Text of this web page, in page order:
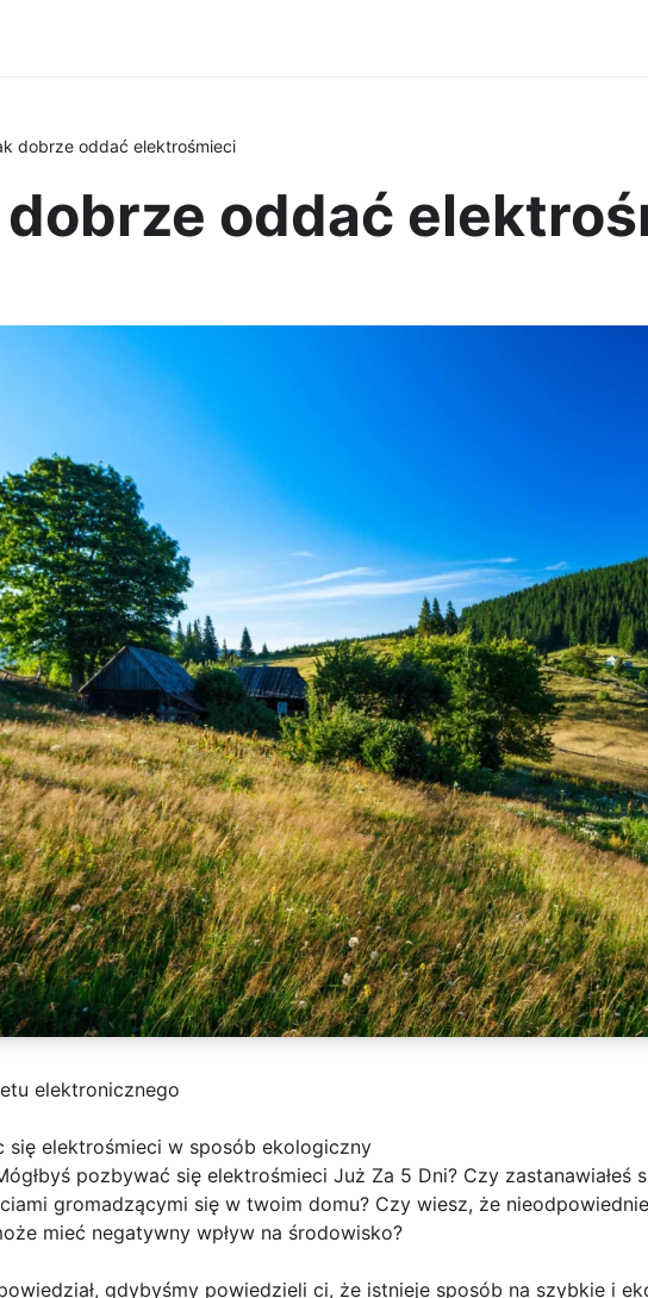
dobrze oddać elektrośmieci
oddać
elektronicznego
się elektrośmieci w sposób ekologiczny
pozbywać się elektrośmieci Już Za 5 Dni? Czy zastanawiałeś
gromadzącymi się w twoim domu? Czy wiesz, że
mieć negatywny wpływ na środowisko?
gdybyśmy powiedzieli ci, że istnieje sposób na szybkie i